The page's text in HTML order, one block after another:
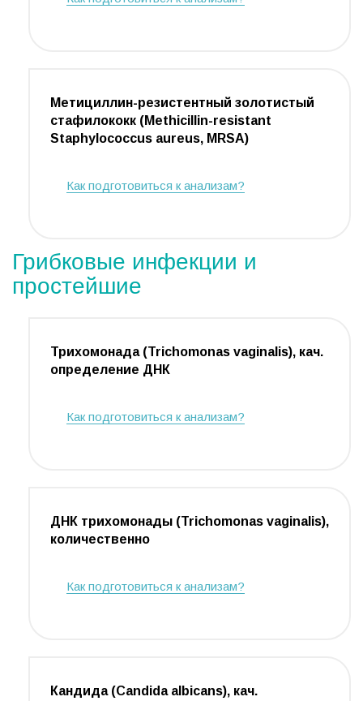
Метициллин-резистентный золотистый
стафилококк (Methicillin-resistant
Staphylococcus aureus, MRSA)
Как подготовиться к анализам?
Грибковые инфекции и
простейшие
Трихомонада (Trichomonas vaginalis), кач.
определение ДНК
Как подготовиться к анализам?
ДНК трихомонады (Trichomonas vaginalis),
количественно
Как подготовиться к анализам?
Кандида (Candida albicans), кач.